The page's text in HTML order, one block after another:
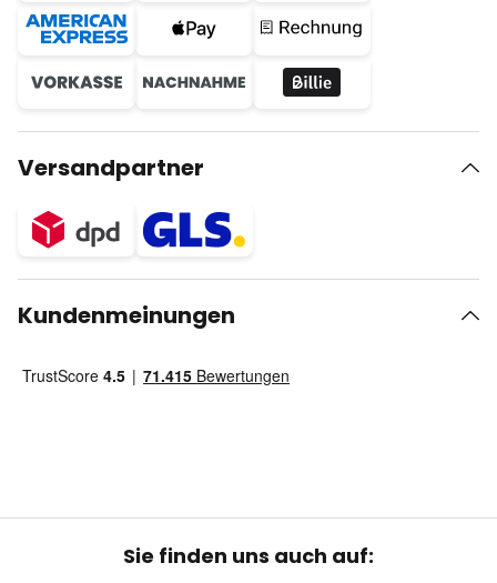
Versandpartner
Kundenmeinungen
Sie finden uns auch auf: